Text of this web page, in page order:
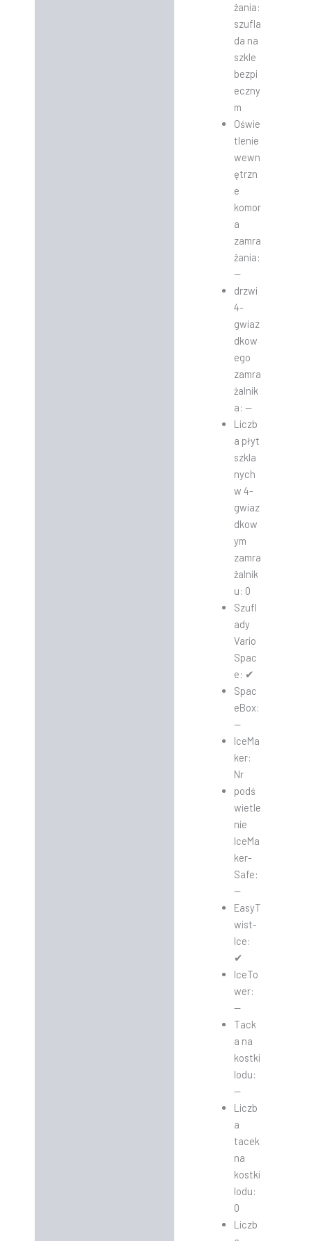
żania:
szufla
da na
szkle
bezpi
eczny
m
Oświe
tlenie
wewn
ętrzn
e
komor
a
zamra
żania:
—
drzwi
4-
gwiaz
dkow
ego
zamra
żalnik
a: —
Liczb
a płyt
szkla
nych
w 4-
gwiaz
dkow
ym
zamra
żalnik
u: 0
Szufl
ady
Vario
Spac
e: ✔
Spac
eBox:
—
IceMa
ker:
Nr
podś
wietle
nie
IceMa
ker-
Safe:
—
EasyT
wist-
Ice:
✔
IceTo
wer:
—
Tack
a na
kostki
lodu:
—
Liczb
a
tacek
na
kostki
lodu:
0
Liczb